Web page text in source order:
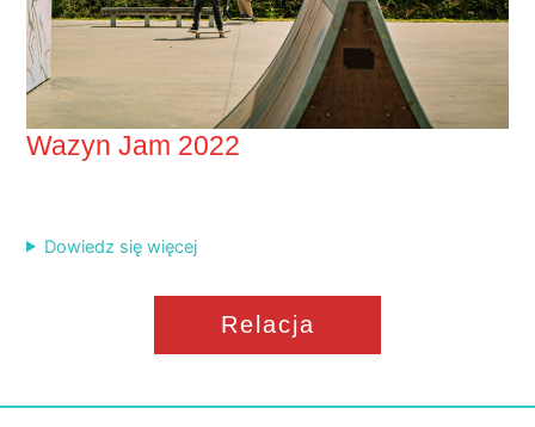
Wazyn Jam 2022
Dowiedz się więcej
Relacja